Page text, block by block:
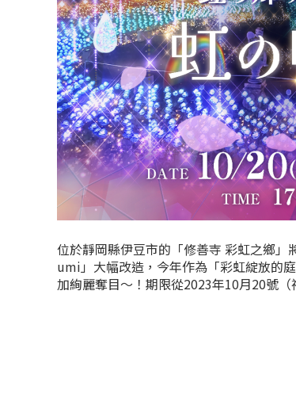
位於靜岡縣伊豆市的「修善寺 彩虹之鄉
umi」大幅改造，今年作為「彩虹綻放的
加絢麗奪目～！期限從2023年10月20號